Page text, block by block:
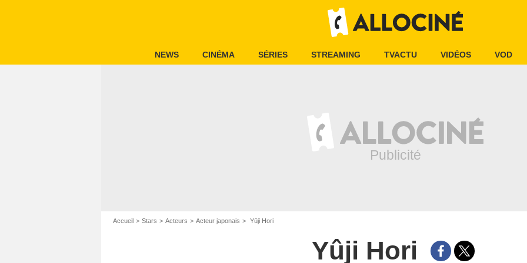
NEWS CINÉMA SÉRIES STREAMING TVACTU VIDÉOS VOD
Accueil Stars Acteurs Acteur japonais Yûji Hori
Yûji Hori